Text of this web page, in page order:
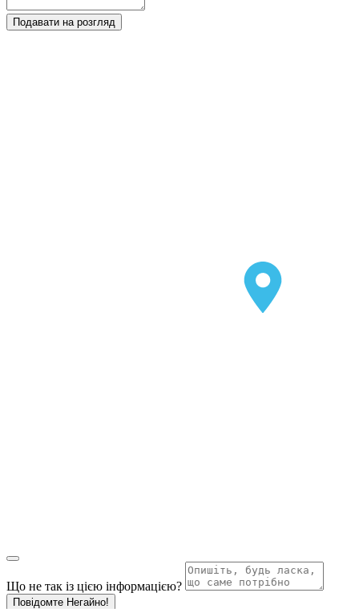
Що не так із цією інформацією?
Повідомте Негайно!